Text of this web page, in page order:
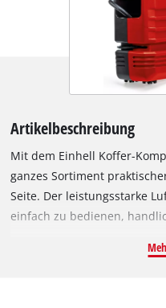
Artikelbeschreibung
Mit dem Einhell Koffer-
ganzes Sortiment
Seite. Der leistungsstarke
einfach zu bedienen,
Standplatz, findet aber